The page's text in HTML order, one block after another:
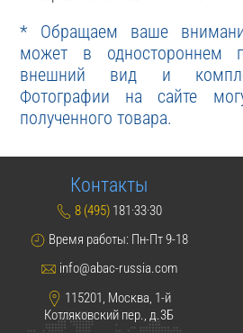
* Обращаем ваше
может в одностороннем
внешний вид и
Фотографии на сайте
полученного товара.
Контакты
8 (495) 181·33·30
Время работы: Пн-Пт 9-18
info@abac-russia.com
115201, Москва, 1-й
Котляковский пер., д.3Б